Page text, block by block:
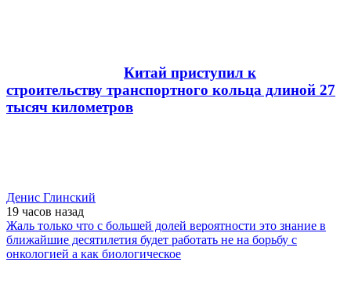
Китай приступил к
строительству транспортного кольца длиной 27
тысяч километров
Денис Глинский
19 часов назад
Жаль только что с большей долей вероятности это знание в
ближайшие десятилетия будет работать не на борьбу с
онкологией а как биологическое